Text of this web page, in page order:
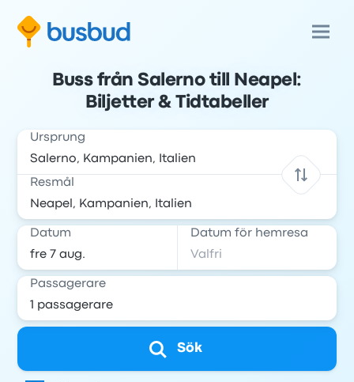
Buss från Salerno till Neapel:
Biljetter & Tidtabeller
Ursprung
Resmål
Datum Datum för hemresa
Passagerare
Sök